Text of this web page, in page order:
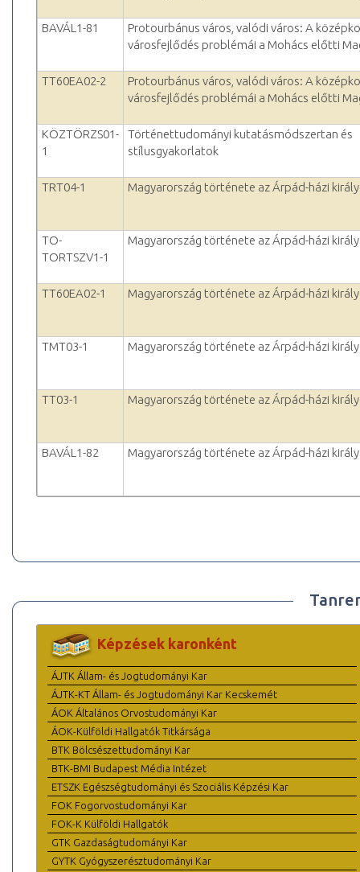
BAVÁL1-81
Protourbánus város, valódi város: A
városfejlődés problémái a Mohács előtti
TT60EA02-2
Protourbánus város, valódi város: A
városfejlődés problémái a Mohács előtti
KÖZTÖRZS01-
1
Történettudományi kutatásmódszertan és
stílusgyakorlatok
TRT04-1 Magyarország története az Árpád-házi
TO-
TORTSZV1-1
Magyarország története az Árpád-házi
TT60EA02-1 Magyarország története az Árpád-házi
TMT03-1 Magyarország története az Árpád-házi
TT03-1 Magyarország története az Árpád-házi
BAVÁL1-82 Magyarország története az Árpád-házi
Képzések karonként
ÁJTK Állam- és Jogtudományi Kar
ÁJTK-KT Állam- és Jogtudományi Kar Kecskemét
ÁOK Általános Orvostudományi Kar
ÁOK-Külföldi Hallgatók Titkársága
BTK Bölcsészettudományi Kar
BTK-BMI Budapest Média Intézet
ETSZK Egészségtudományi és Szociális Képzési Kar
FOK Fogorvostudományi Kar
FOK-K Külföldi Hallgatók
GTK Gazdaságtudományi Kar
GYTK Gyógyszerésztudományi Kar